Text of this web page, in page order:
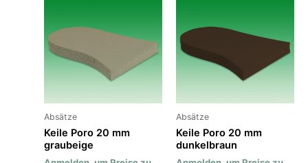
Absätze
Keile Poro 20 mm
graubeige
Absätze
Keile Poro 20 mm
dunkelbraun